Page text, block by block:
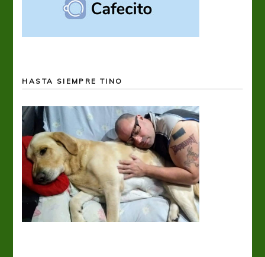
HASTA SIEMPRE TINO